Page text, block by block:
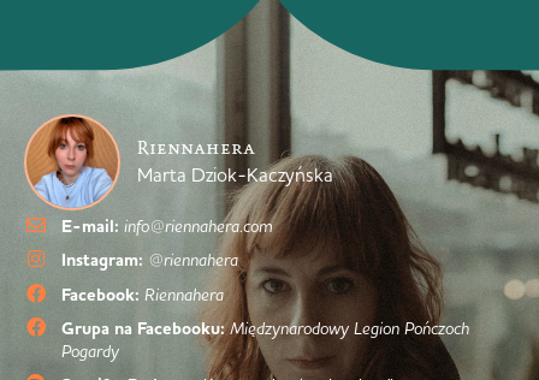
Riennahera
Marta Dziok-Kaczyńska
E-mail: info@riennahera.com
Instagram: @riennahera
Facebook: Riennahera
Grupa na Facebooku: Międzynarodowy Legion Pończoch
Pogardy